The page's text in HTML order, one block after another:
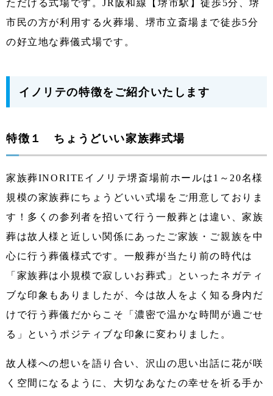
ただける式場です。JR阪和線【堺市駅】徒歩5分、堺
市民の方が利用する火葬場、堺市立斎場まで徒歩5分
の好立地な葬儀式場です。
イノリテの特徴をご紹介いたします
特徴１ ちょうどいい家族葬式場
家族葬INORITEイノリテ堺斎場前ホールは1～20名様
規模の家族葬にちょうどいい式場をご用意しておりま
す！多くの参列者を招いて行う一般葬とは違い、家族
葬は故人様と近しい関係にあったご家族・ご親族を中
心に行う葬儀様式です。一般葬が当たり前の時代は
「家族葬は小規模で寂しいお葬式」といったネガティ
ブな印象もありましたが、今は故人をよく知る身内だ
けで行う葬儀だからこそ「濃密で温かな時間が過ごせ
る」というポジティブな印象に変わりました。
故人様への想いを語り合い、沢山の思い出話に花が咲
く空間になるように、大切なあなたの幸せを祈る手か